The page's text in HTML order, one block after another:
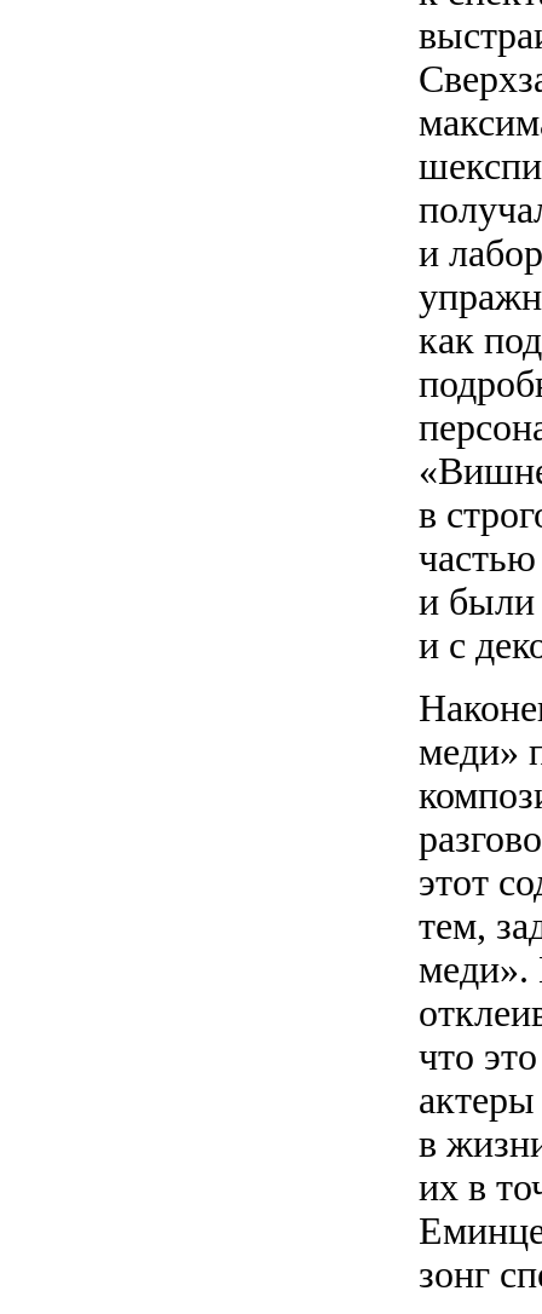
и
как
в
и были
и с
меди»
этот
тем,
что
в
их в
зонг